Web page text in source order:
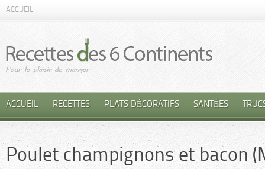
ACCUEIL
ACCUEIL RECETTES PLATS DÉCORATIFS SANTÉES
Poulet champignons et bacon